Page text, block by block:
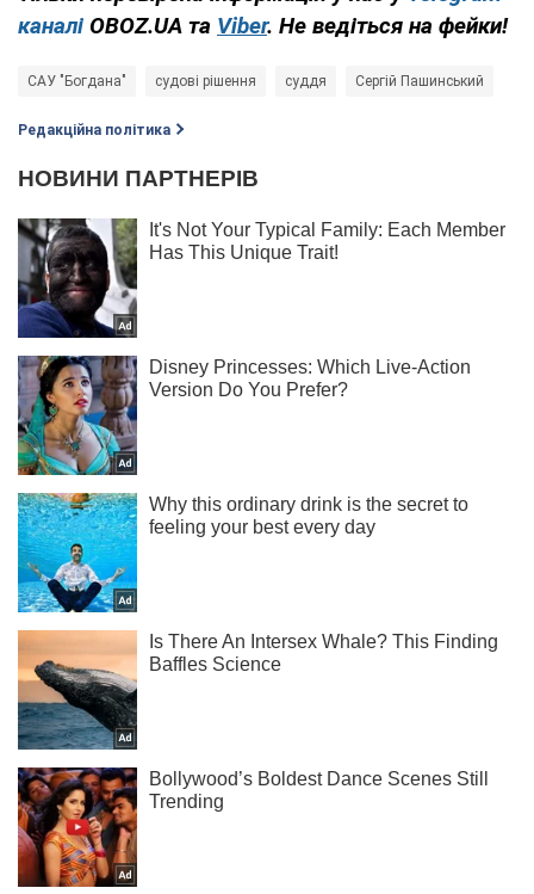
каналі OBOZ.UA та Viber. Не ведіться на фейки!
САУ "Богдана" судові рішення суддя Сергій Пашинський
Редакційна політика